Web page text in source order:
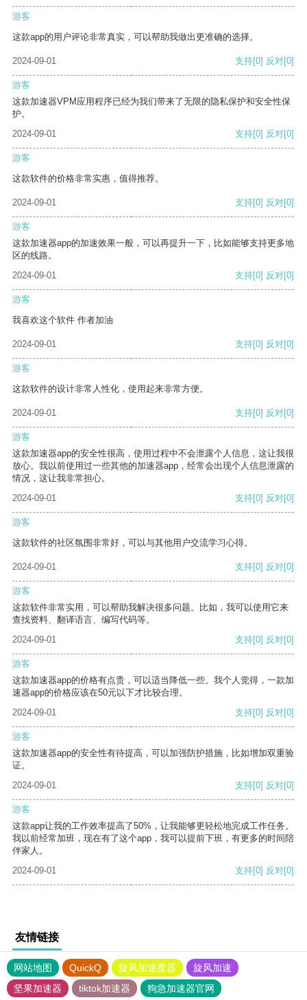
游客
这款app的用户评论非常真实，可以帮助我做出更准确的选择。
2024-09-01 支持[0] 反对[0]
游客
这款加速器VPM应用程序已经为我们带来了无限的隐私保护和安全性保
护。
2024-09-01
支持[0] 反对[0]
游客
这款软件的价格非常实惠，值得推荐。
2024-09-01 支持[0] 反对[0]
游客
这款加速器app的加速效果一般，可以再提升一下，比如能够支持更多地
区的线路。
2024-09-01
支持[0] 反对[0]
游客
我喜欢这个软件 作者加油
2024-09-01 支持[0] 反对[0]
游客
这款软件的设计非常人性化，使用起来非常方便。
2024-09-01 支持[0] 反对[0]
游客
这款加速器app的安全性很高，使用过程中不会泄露个人信息，这让我很
放心。我以前使用过一些其他的加速器app，经常会出现个人信息泄露的
情况，这让我非常担心。
2024-09-01
支持[0] 反对[0]
游客
这款软件的社区氛围非常好，可以与其他用户交流学习心得。
2024-09-01 支持[0] 反对[0]
游客
这款软件非常实用，可以帮助我解决很多问题。比如，我可以使用它来
查找资料、翻译语言、编写代码等。
2024-09-01
支持[0] 反对[0]
游客
这款加速器app的价格有点贵，可以适当降低一些。我个人觉得，一款加
速器app的价格应该在50元以下才比较合理。
2024-09-01
支持[0] 反对[0]
游客
这款加速器app的安全性有待提高，可以加强防护措施，比如增加双重验
证。
2024-09-01
支持[0] 反对[0]
游客
这款app让我的工作效率提高了50%，让我能够更轻松地完成工作任务。
我以前经常加班，现在有了这个app，我可以提前下班，有更多的时间陪
伴家人。
2024-09-01
支持[0] 反对[0]
友情链接
网站地图 QuickQ 旋风加速度器
旋风加速
坚果加速器
tiktok加速器 狗急加速器官网